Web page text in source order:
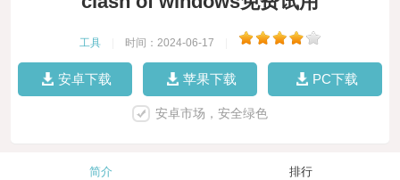
工具 时间：2024-06-17
安卓下载 苹果下载 PC下载
安卓市场，安全绿色
简介 排行